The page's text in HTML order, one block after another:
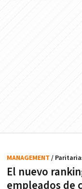
El nuevo
empleados de
MANAGEMENT /